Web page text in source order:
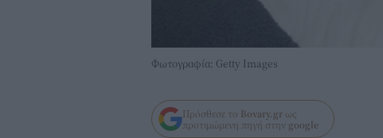
Φωτογραφία: Getty Images
Πρόσθεσε το Bovary.gr ως
προτιμώμενη πηγή στην google